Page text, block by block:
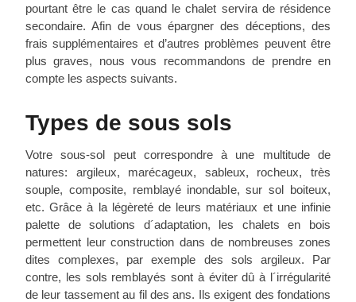
pourtant être le cas quand le chalet servira de résidence
secondaire. Afin de vous épargner des déceptions, des
frais supplémentaires et d’autres problèmes peuvent être
plus graves, nous vous recommandons de prendre en
compte les aspects suivants.
Types de sous sols
Votre sous-sol peut correspondre à une multitude de
natures: argileux, marécageux, sableux, rocheux, très
souple, composite, remblayé inondable, sur sol boiteux,
etc. Grâce à la légèreté de leurs matériaux et une infinie
palette de solutions d´adaptation, les chalets en bois
permettent leur construction dans de nombreuses zones
dites complexes, par exemple des sols argileux. Par
contre, les sols remblayés sont à éviter dû à l´irrégularité
de leur tassement au fil des ans. Ils exigent des fondations